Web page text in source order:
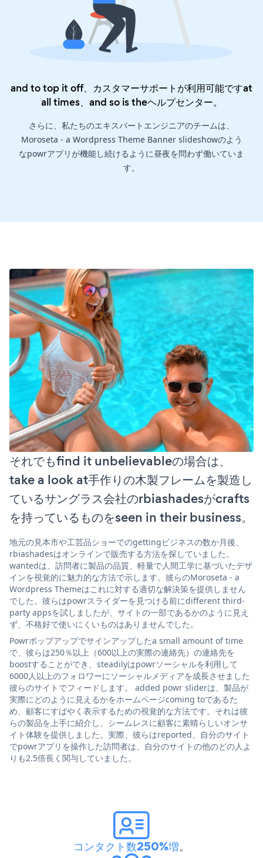
and to top it off、カスタマーサポートが利用可能ですat
all times、and so is theヘルプセンター。
さらに、私たちのエキスパートエンジニアのチームは、
Moroseta - a Wordpress Theme Banner slideshowのよう
なpowrアプリが機能し続けるように昼夜を問わず働いていま
す。
それでもfind it unbelievableの場合は、
take a look at手作りの木製フレームを製造し
ているサングラス会社のrbiashadesがcrafts
を持っているものをseen in their business。
地元の見本市や工芸品ショーでのgettingビジネスの数か月後、
rbiashadesはオンラインで販売する方法を探していました。
wantedは、訪問者に製品の品質、軽量で人間工学に基づいたデザ
インを視覚的に魅力的な方法で示します。彼らのMoroseta - a
Wordpress Themeはこれに対する適切な解決策を提供しません
でした。彼らはpowrスライダーを見つける前にdifferent third-
party appsを試しましたが、サイトの一部であるかのように見え
ず、不格好で使いにくいものはありませんでした。
Powrポップアップでサインアップしたa small amount of time
で、彼らは250％以上（600以上の実際の連絡先）の連絡先を
boostすることができ、steadilyはpowrソーシャルを利用して
6000人以上のフォロワーにソーシャルメディアを成長させました
彼らのサイトでフィードします。 added powr sliderは、製品が
実際にどのように見えるかをホームページcoming toであるた
め、顧客にすばやく表示するための視覚的な方法です。それは彼
らの製品を上手に紹介し、シームレスに顧客に素晴らしいオンサ
イト体験を提供しました。実際、彼らはreported、自分のサイト
でpowrアプリを操作した訪問者は、自分のサイトの他のどの人よ
りも2.5倍長く関与していました。
コンタクト数250%増。